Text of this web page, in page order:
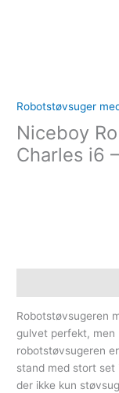
Robotstøvsuger
Niceboy
Charles i6
Robotstøvsugeren
gulvet perfekt, men
robotstøvsugeren
stand med stort set
der ikke kun